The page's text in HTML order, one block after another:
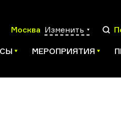
Москва Изменить
МЕРОПРИЯТИЯ